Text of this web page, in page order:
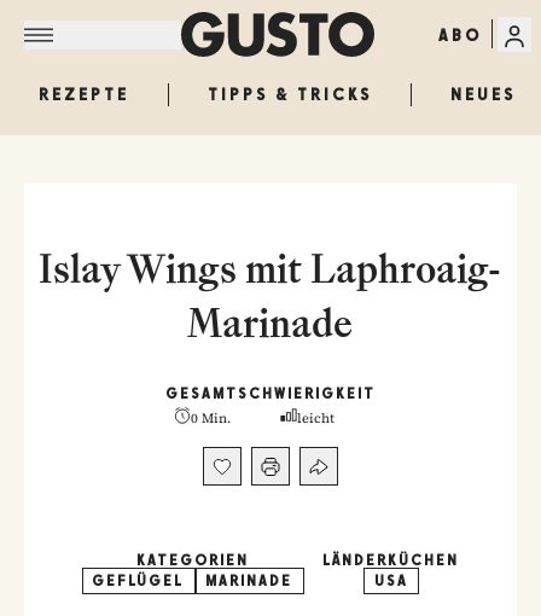
ABO
REZEPTE TIPPS & TRICKS NEUES
Islay Wings mit Laphroaig-
Marinade
GESAMT
0 Min.
SCHWIERIGKEIT
leicht
KATEGORIEN
GEFLÜGEL
MARINADE
LÄNDERKÜCHEN
USA